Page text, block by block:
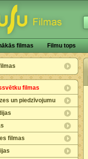
filmas Filmu tops
filmas
un piedzīvojumu
filmas